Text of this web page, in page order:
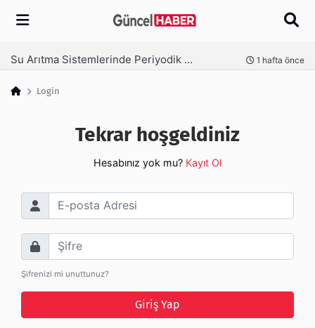
Arama
Su Arıtma Sistemlerinde Periyodik Bakım Neden Kritik? 1 hafta önce
Login
Tekrar hoşgeldiniz
Hesabınız yok mu? Kayıt Ol
E-posta Adresi
Şifre
Şifrenizi mi unuttunuz?
Giriş Yap